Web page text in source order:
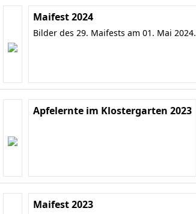
Maifest 2024
Bilder des 29. Maifests am 01. Mai 2024.
Apfelernte im Klostergarten 2023
Maifest 2023